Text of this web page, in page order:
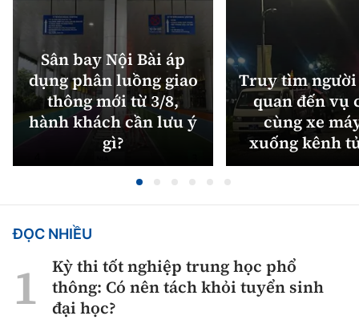
Sân bay Nội Bài áp
dụng phân luồng giao
thông mới từ 3/8,
hành khách cần lưu ý
gì?
Truy tìm
quan đến vụ
cùng xe
xuống kênh
ĐỌC NHIỀU
Kỳ thi tốt nghiệp trung học phổ
thông: Có nên tách khỏi tuyển sinh
đại học?